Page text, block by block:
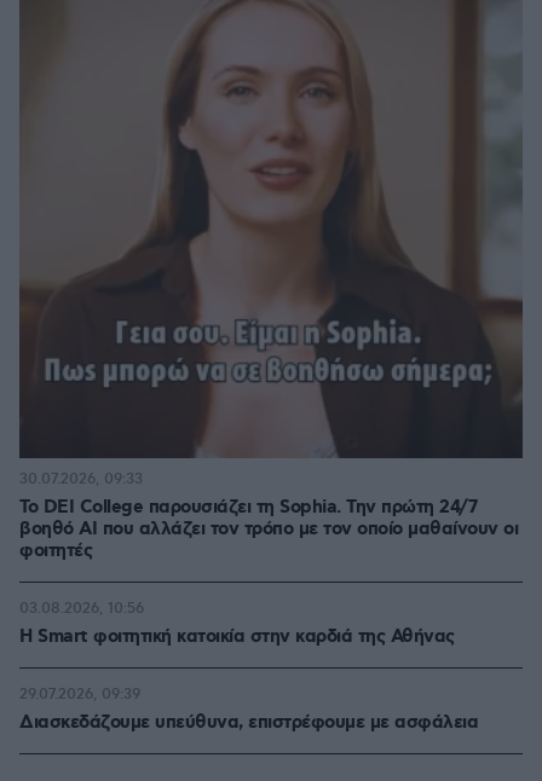
Το DEI College παρουσιάζει τη Sophia. Την πρώτη 24/7
βοηθό AI που αλλάζει τον τρόπο με τον οποίο μαθαίνουν οι
φοιτητές
30.07.2026, 09:33
Η Smart φοιτητική κατοικία στην καρδιά της Αθήνας
03.08.2026, 10:56
Διασκεδάζουμε υπεύθυνα, επιστρέφουμε με ασφάλεια
29.07.2026, 09:39